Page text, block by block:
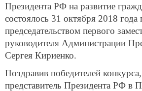
Президента РФ на развитие
состоялось 31 октября 2018 года
председательством первого
руководителя Администрации
Сергея Кириенко.
Поздравив победителей
представитель Президента РФ